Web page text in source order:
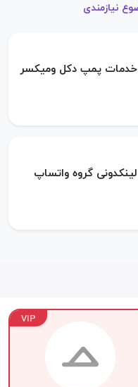
نیازمندی
خدمات پمپ دکل ومیکسر
گروه واتساپ
VIP